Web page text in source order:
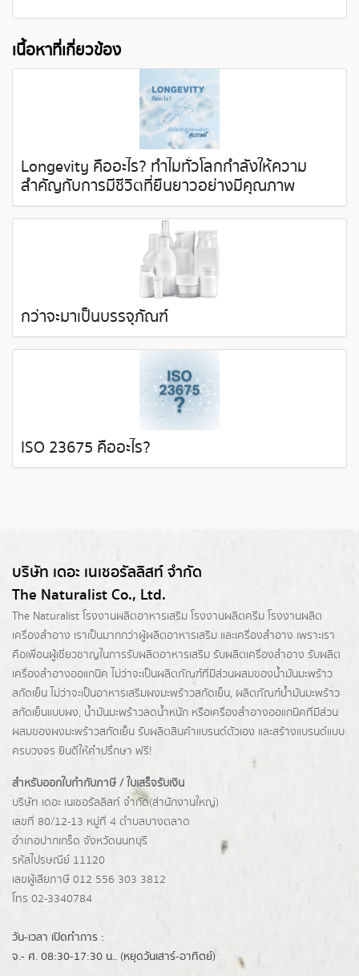
เนื้อหาที่เกี่ยวข้อง
Longevity คืออะไร? ทำไมทั่วโลกกำลังให้ความ
สำคัญกับการมีชีวิตที่ยืนยาวอย่างมีคุณภาพ
กว่าจะมาเป็นบรรจุภัณฑ์
ISO 23675 คืออะไร?
บริษัท เดอะ เนเชอรัลลิสท์ จำกัด
The Naturalist Co., Ltd.
The Naturalist โรงงานผลิตอาหารเสริม โรงงานผลิตครีม โรงงานผลิต
เครื่องสำอาง เราเป็นมากกว่าผู้ผลิตอาหารเสริม และเครื่องสำอาง เพราะเรา
คือเพื่อนผู้เชี่ยวชาญในการรับผลิตอาหารเสริม รับผลิตเครื่องสำอาง รับผลิต
เครื่องสำอางออแกนิค ไม่ว่าจะเป็นผลิตภัณฑ์ที่มีส่วนผสมของน้ำมันมะพร้าว
สกัดเย็น ไม่ว่าจะเป็นอาหารเสริมผงมะพร้าวสกัดเย็น, ผลิตภัณฑ์น้ำมันมะพร้าว
สกัดเย็นแบบผง, น้ำมันมะพร้าวลดน้ำหนัก หรือเครื่องสำอางออแกนิคที่มีส่วน
ผสมของผงมะพร้าวสกัดเย็น รับผลิตสินค้าแบรนด์ตัวเอง และสร้างแบรนด์แบบ
ครบวงจร ยินดีให้คำปรึกษา ฟรี!
สำหรับออกใบกำกับภาษี / ใบเสร็จรับเงิน
บริษัท เดอะ เนเชอรัลลิสท์ จำกัด(ส่านักงานใหญ่)
เลขที่ 80/12-13 หมู่ที่ 4 ตำบลบางตลาด
อำเภอปากเกร็ด จังหวัดนนทบุรี
รหัสไปรษณีย์ 11120
เลขผู้เสียภาษี 012 556 303 3812
โทร 02-3340784
วัน-เวลา เปิดทำการ :
จ.- ศ. 08:30-17:30 น.. (หยุดวันเสาร์-อาทิตย์)